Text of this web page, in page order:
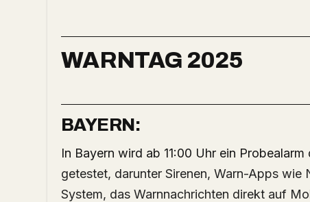
WARNTAG 2025
BAYERN:
In Bayern wird ab 11:00 Uhr ein
getestet, darunter Sirenen, Warn-Apps
System, das Warnnachrichten direkt auf